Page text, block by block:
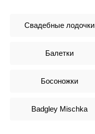
Свадебные лодочки
Балетки
Босоножки
Badgley Mischka